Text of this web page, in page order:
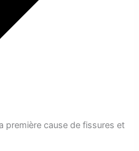
première cause de fissures et